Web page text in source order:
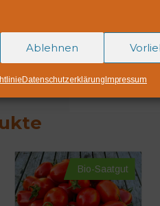
Ablehnen
Datenschutzerklärung Impressum
Pflanze gut
Die
Bio-
Deutsche
Bio-Saatgut